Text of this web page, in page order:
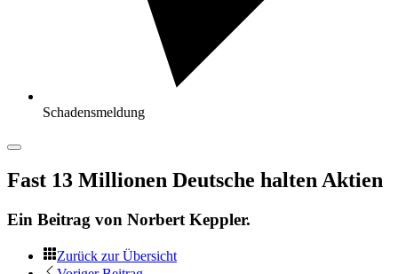
Schadensmeldung
Fast 13 Millionen Deutsche halten Aktien
Ein Beitrag von Norbert Keppler.
Zurück zur Übersicht